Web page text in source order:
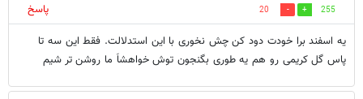
255
20
پاسخ
یه اسفند برا خودت دود کن چش نخوری با این استدلالت. فقط این سه تا
پاس گل کریمی رو هم یه طوری بگنجون توش خواهشاَ ما روشن تر شیم